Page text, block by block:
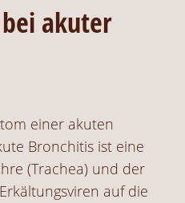
bei akuter
einer akuten
Bronchitis ist eine
(Trachea) und der
auf die